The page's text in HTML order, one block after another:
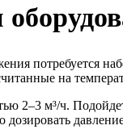
на
2–3 м³/ч.